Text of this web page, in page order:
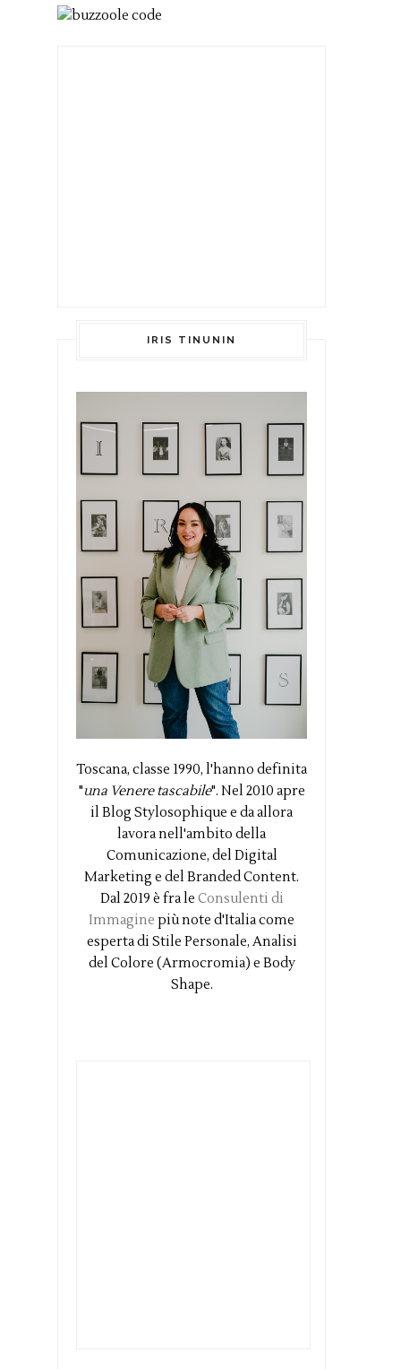
IRIS TINUNIN
Toscana, classe 1990, l'hanno definita
"una Venere tascabile". Nel 2010 apre
il Blog Stylosophique e da allora
lavora nell'ambito della
Comunicazione, del Digital
Marketing e del Branded Content.
Dal 2019 è fra le Consulenti di
Immagine più note d'Italia come
esperta di Stile Personale, Analisi
del Colore (Armocromia) e Body
Shape.